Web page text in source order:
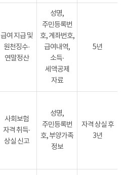
급여 지급 및
원천징수·
연말정산
성명,
주민등록번
호, 계좌번호,
급여내역,
소득·
세액공제
자료
5년
사회보험
자격 취득·
상실 신고
성명,
주민등록번
호, 부양가족
정보
자격 상실 후
3년